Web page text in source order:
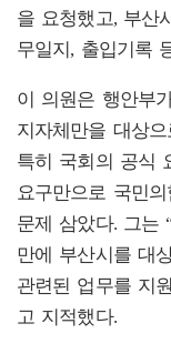
을 요청했고, 부산
무일지, 출입기록
이 의원은 행안부
지자체만을 대상
특히 국회의 공식
요구만으로 국민
문제 삼았다. 그는
만에 부산시를 대
관련된 업무를 지
고 지적했다.